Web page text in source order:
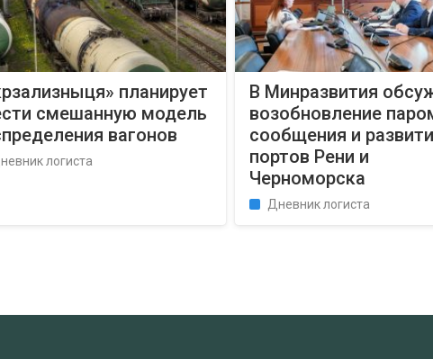
планирует
смешанную модель
вагонов
логиста
В Минразвития
возобновление
сообщения и
портов Рени и
Черноморска
Дневник логиста